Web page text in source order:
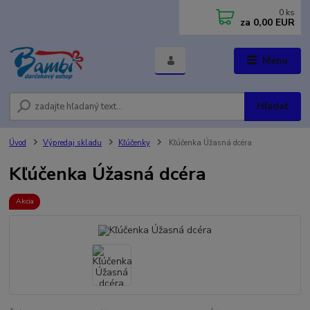
Menu
Hľadať
0 ks
za 0,00 EUR
Úvod Výpredaj skladu Kľúčenky Kľúčenka Úžasná dcéra
Kľúčenka Úžasná dcéra
Akcia